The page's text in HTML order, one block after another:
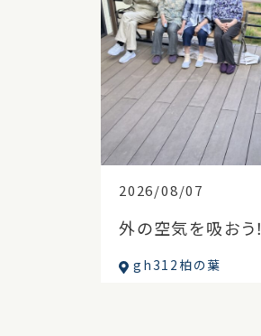
2026/08/07
外の空気を吸おう！
gh312柏の葉